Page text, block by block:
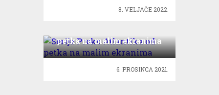
8. VELJAČE 2022.
petka na malim ekranima
6. PROSINCA 2021.